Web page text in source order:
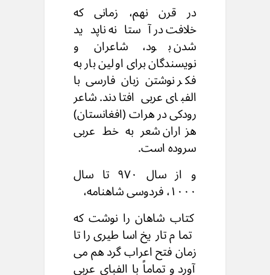
در قرن نهم، زمانی که
خلافت در آستانه ناپدید
شدن بود، شاعران و
نویسندگان برای اولین بار به
فکرنوشتن زبان فارسی با
الفبای عربی افتادند.شاعر
رودکی در هرات (افغانستان)
هزارانشعر به خط عربی
سروده است.
و از سال ۹۷۰ تا سال
۱۰۰۰، فردوسی شاهنامه،
کتاب شاهان را نوشت که
تمام تاریخ اساطیری راتا
زمان فتح اعراب گرد هم می
آوردو تماماً با الفبای عربی